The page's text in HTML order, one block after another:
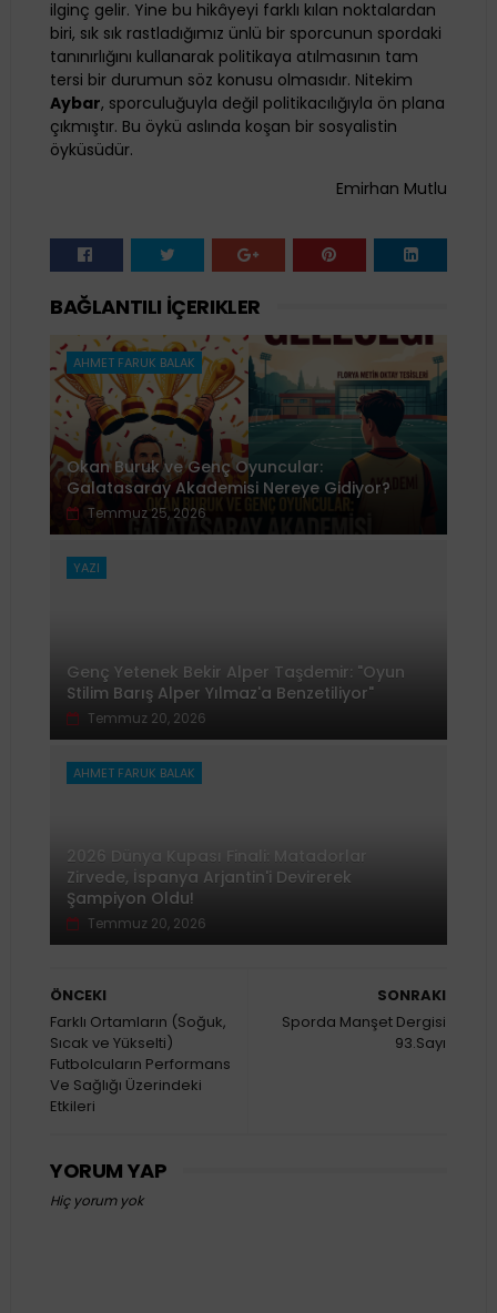
ilginç gelir. Yine bu hikâyeyi farklı kılan noktalardan
biri, sık sık rastladığımız ünlü bir sporcunun spordaki
tanınırlığını kullanarak politikaya atılmasının tam
tersi bir durumun söz konusu olmasıdır. Nitekim
Aybar, sporculuğuyla değil politikacılığıyla ön plana
çıkmıştır. Bu öykü aslında koşan bir sosyalistin
öyküsüdür.
Emirhan Mutlu
BAĞLANTILI İÇERIKLER
AHMET FARUK BALAK
Okan Buruk ve Genç Oyuncular:
Galatasaray Akademisi Nereye Gidiyor?
Temmuz 25, 2026
YAZI
Genç Yetenek Bekir Alper Taşdemir: "Oyun
Stilim Barış Alper Yılmaz'a Benzetiliyor"
Temmuz 20, 2026
AHMET FARUK BALAK
2026 Dünya Kupası Finali: Matadorlar
Zirvede, İspanya Arjantin'i Devirerek
Şampiyon Oldu!
Temmuz 20, 2026
SONRAKI
Sporda Manşet Dergisi
93.Sayı
ÖNCEKI
Farklı Ortamların (Soğuk,
Sıcak ve Yükselti)
Futbolcuların Performans
Ve Sağlığı Üzerindeki
Etkileri
YORUM YAP
Hiç yorum yok